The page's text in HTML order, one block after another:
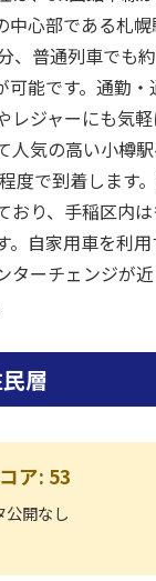
中心部である札
、普通列車でも
可能です。通勤
レジャーにも気軽
人気の高い小樽
度で到着します
おり、手稲区内
。自家用車を利
ターチェンジが
層
ア: 53
公開なし